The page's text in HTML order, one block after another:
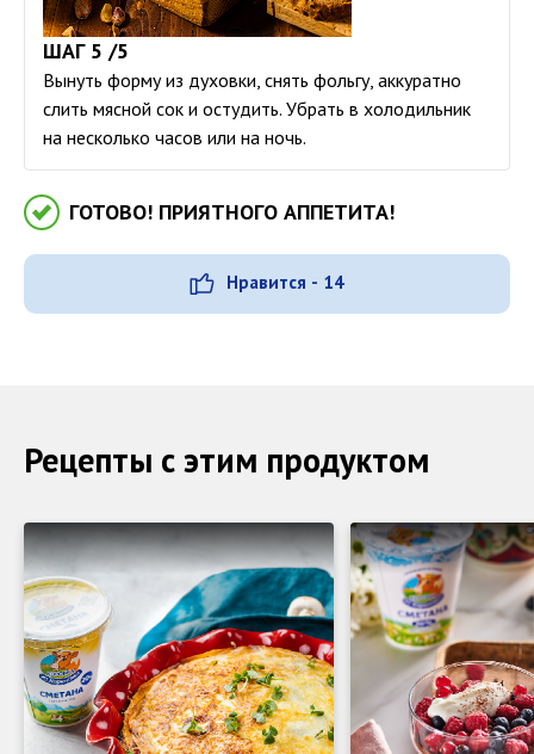
ШАГ 5 /5
Вынуть форму из духовки, снять фольгу, аккуратно
слить мясной сок и остудить. Убрать в холодильник
на несколько часов или на ночь.
ГОТОВО! ПРИЯТНОГО АППЕТИТА!
Нравится - 14
Рецепты с этим продуктом